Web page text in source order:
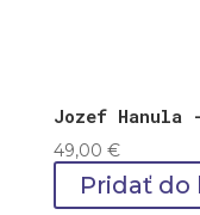
Jozef Hanula
49,00 €
Pridať do